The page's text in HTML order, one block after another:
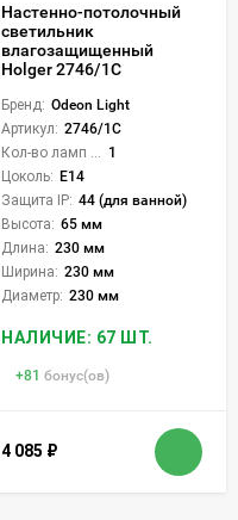
Настенно-потолочный
светильник
влагозащищенный
Holger 2746/1C
Бренд: Odeon Light
Артикул: 2746/1C
1
Цоколь: E14
Защита IP: 44 (для ванной)
Высота: 65 мм
Длина: 230 мм
Ширина: 230 мм
Диаметр: 230 мм
НАЛИЧИЕ: 67 ШТ.
+81 бонус(ов)
4 085 ₽